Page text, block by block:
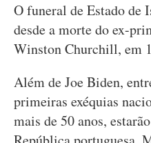
O funeral de Estado de
desde a morte do ex-
Winston Churchill, em
Além de Joe Biden,
primeiras exéquias
mais de 50 anos,